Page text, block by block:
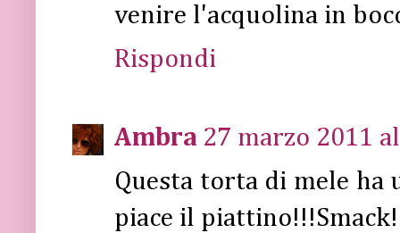
venire l'acquolina in
Rispondi
Ambra 27 marzo 2011
Questa torta di mele
piace il